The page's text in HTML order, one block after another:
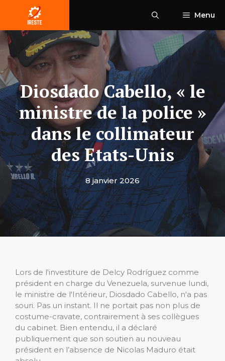
contenu
Menu
Diosdado Cabello, « le
ministre de la police »
dans le collimateur
des Etats-Unis
8 janvier 2026
Lors de l'investiture de Delcy Rodríguez comme
président en charge du Venezuela, survenue lundi,
le ministre de l'Intérieur, Diosdado Cabello, n'a pas
souri. Pas un instant. Il ne portait pas non plus de
costume-cravate, contrairement à ses collègues
du cabinet. Bien entendu, il a déclaré
publiquement que son soutien au nouveau
président en l’absence de Nicolas Maduro était